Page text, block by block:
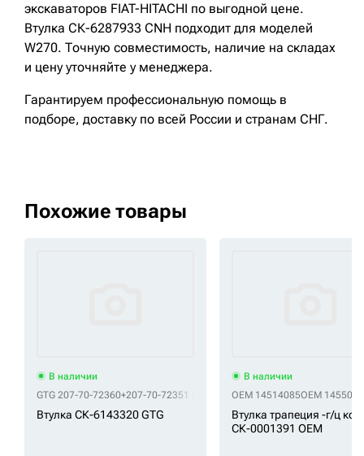
экскаваторов FIAT-HITACHI по выгодной цене.
Втулка СК-6287933 CNH подходит для моделей
W270. Точную совместимость, наличие на складах
и цену уточняйте у менеджера.
Гарантируем профессиональную помощь в
подборе, доставку по всей России и странам СНГ.
Похожие товары
В наличии
GTG 207-70-72360+207-70-72351 (в комплекте) GTG 207-70-72460
Втулка СК-6143320 GTG
В наличии
OEM 14514085OEM
Втулка трапеция -г/ц
СК-0001391 OEM